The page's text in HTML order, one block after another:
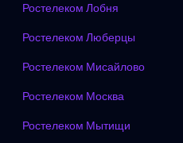
Ростелеком Лобня
Ростелеком Люберцы
Ростелеком Мисайлово
Ростелеком Москва
Ростелеком Мытищи